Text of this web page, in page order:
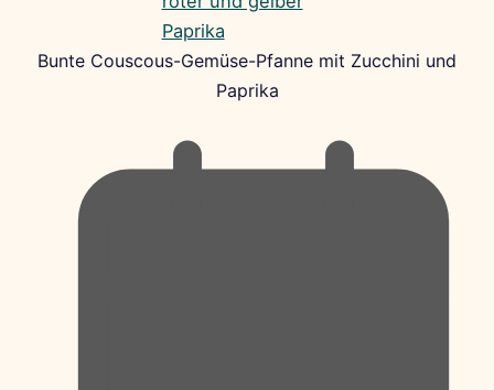
Bunte Couscous-Gemüse-Pfanne mit Zucchini und
Paprika